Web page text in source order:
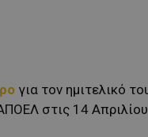
για τον ημιτελικό
στις 14 Απριλίου